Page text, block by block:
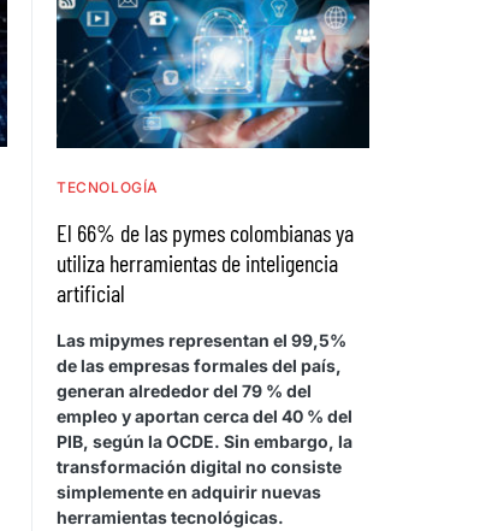
TECNOLOGÍA
El 66% de las pymes colombianas ya
utiliza herramientas de inteligencia
artificial
Las mipymes representan el 99,5%
de las empresas formales del país,
generan alrededor del 79 % del
empleo y aportan cerca del 40 % del
PIB, según la OCDE. Sin embargo, la
transformación digital no consiste
simplemente en adquirir nuevas
herramientas tecnológicas.